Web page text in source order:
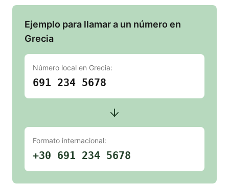
Ejemplo para llamar a un número en
Grecia
Número local en Grecia:
691 234 5678
Formato internacional:
+30 691 234 5678